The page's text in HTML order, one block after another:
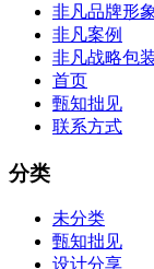
非凡品牌形
非凡案例
非凡战略包
首页
甄知拙见
联系方式
分类
未分类
甄知拙见
设计分享